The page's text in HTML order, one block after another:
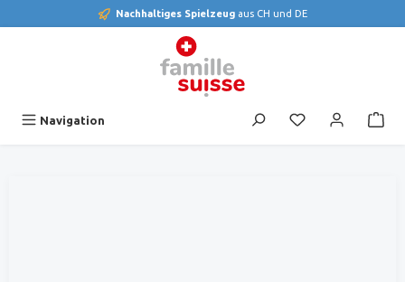
Nachhaltiges Spielzeug aus CH und DE
Navigation Du hast 0